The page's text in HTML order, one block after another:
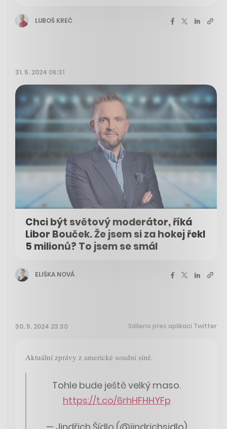
LUBOŠ KREČ
31. 5. 2024 06:31
Chci být světový moderátor, říká
Libor Bouček. Že jsem si za hokej řekl
5 milionů? To jsem se smál
ELIŠKA NOVÁ
30. 5. 2024 23:30 Sdíleno přes aplikaci Twitter
Aktuální zprávy z americké soudní síně.
Tohle bude ještě velký maso.
https://t.co/6rhHFHHYFp